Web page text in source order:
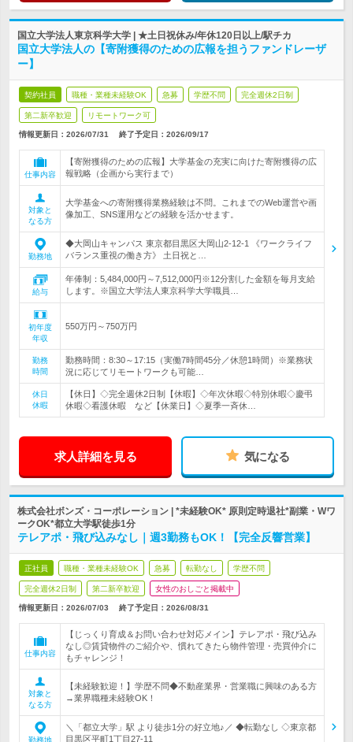
国立大学法人東京科学大学 | ★土日祝休み/年休120日以上/駅チカ
国立大学法人の【寄附獲得のための広報を担うファンドレーザ
ー】
契約社員 職種・業種未経験OK 急募 学歴不問 完全週休2日制
第二新卒歓迎 リモートワーク可
情報更新日：2026/07/31 終了予定日： 2026/09/17
仕事内容
【寄附獲得のための広報】大学基金の充実に向けた寄附獲得の広
報戦略（企画から実行まで）
対象と
なる方
大学基金への寄附獲得業務経験は不問。これまでのWeb運営や画
像加工、SNS運用などの経験を活かせます。
勤務地
◆大岡山キャンパス 東京都目黒区大岡山2-12-1 《ワークライフ
バランス重視の働き方》 土日祝と…
給与
年俸制：5,484,000円～7,512,000円※12分割した金額を毎月支給
します。※国立大学法人東京科学大学職員…
初年度
年収
550万円～750万円
勤務
時間
勤務時間：8:30～17:15（実働7時間45分／休憩1時間）※業務状
況に応じてリモートワークも可能…
休日
休暇
【休日】◇完全週休2日制【休暇】◇年次休暇◇特別休暇◇慶弔
休暇◇看護休暇 など【休業日】◇夏季一斉休…
求人詳細を見る 気になる
株式会社ボンズ・コーポレーション | *未経験OK* 原則定時退社*副業・Wワ
ークOK*都立大学駅徒歩1分
テレアポ・飛び込みなし｜週3勤務もOK！【完全反響営業】
正社員 職種・業種未経験OK 急募 転勤なし 学歴不問
完全週休2日制 第二新卒歓迎 女性のおしごと掲載中
情報更新日：2026/07/03 終了予定日： 2026/08/31
仕事内容
【じっくり育成＆お問い合わせ対応メイン】テレアポ・飛び込み
なし◎賃貸物件のご紹介や、慣れてきたら物件管理・売買仲介に
もチャレンジ！
対象と
なる方
【未経験歓迎！】学歴不問◆不動産業界・営業職に興味のある方
→業界職種未経験OK！
勤務地
＼「都立大学」駅 より徒歩1分の好立地♪／ ◆転勤なし ◇東京都
目黒区平町1丁目27-11